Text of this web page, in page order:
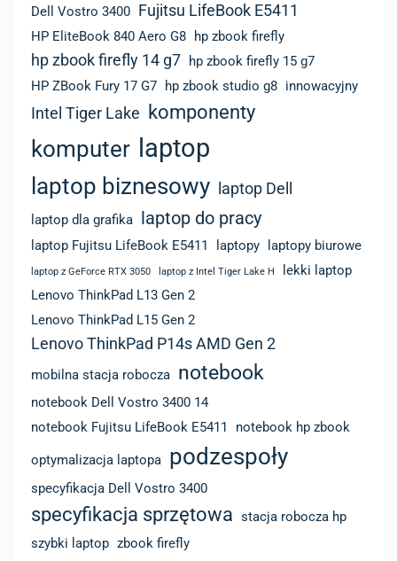
Dell Vostro 3400 Fujitsu LifeBook E5411
HP EliteBook 840 Aero G8 hp zbook firefly
hp zbook firefly 14 g7
hp zbook firefly 15 g7
HP ZBook Fury 17 G7
hp zbook studio g8 innowacyjny
Intel Tiger Lake komponenty
komputer laptop
laptop biznesowy laptop Dell
laptop dla grafika laptop do pracy
laptop Fujitsu LifeBook E5411 laptopy laptopy biurowe
laptop z GeForce RTX 3050 laptop z Intel Tiger Lake H
lekki laptop
Lenovo ThinkPad L13 Gen 2
Lenovo ThinkPad L15 Gen 2
Lenovo ThinkPad P14s AMD Gen 2
mobilna stacja robocza notebook
notebook Dell Vostro 3400 14
notebook Fujitsu LifeBook E5411
notebook hp zbook
optymalizacja laptopa podzespoły
specyfikacja Dell Vostro 3400
specyfikacja sprzętowa stacja robocza hp
szybki laptop zbook firefly